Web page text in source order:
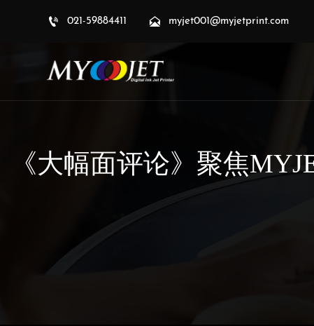
 021-59884411  myjet001@myjetprint.com
《大幅面评论》聚焦